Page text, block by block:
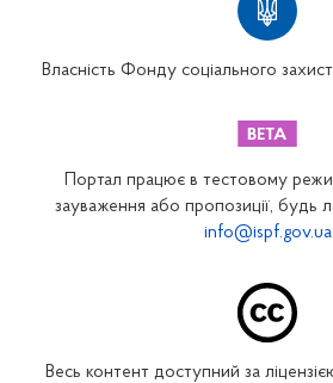
Закарпатське відділення
Запорізьке відділення
Власність Фонду соціального
Портал працює в тестовому
зауваження або пропозиції, будь
info@ispf.gov.ua
Весь контент доступний за